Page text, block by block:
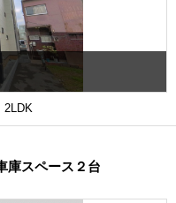
2LDK
スペース２台